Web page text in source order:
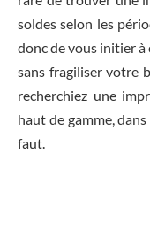
soldes selon les
donc de vous initier
sans fragiliser votre
recherchiez une
haut de gamme,
faut.